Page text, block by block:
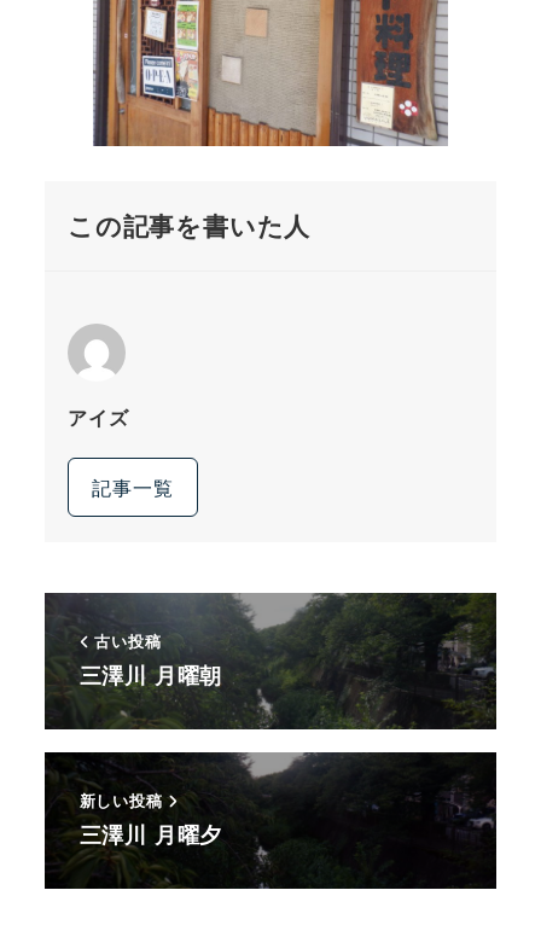
この記事を書いた人
アイズ
記事一覧
古い投稿
三澤川 月曜朝
新しい投稿
三澤川 月曜夕